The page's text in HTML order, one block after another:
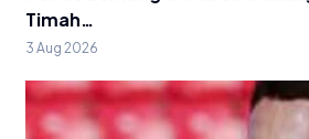
Timah…
3 Aug 2026